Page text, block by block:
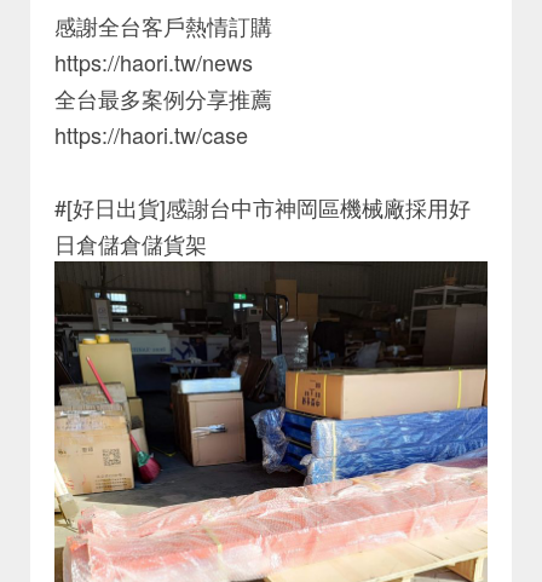
感謝全台客戶熱情訂購
https://haori.tw/news
全台最多案例分享推薦
https://haori.tw/case
#[好日出貨]感謝台中市神岡區機械廠採用好
日倉儲倉儲貨架